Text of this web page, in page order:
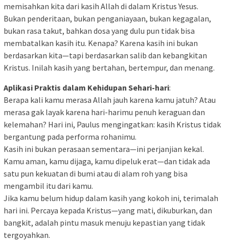
memisahkan kita dari kasih Allah di dalam Kristus Yesus.
Bukan penderitaan, bukan penganiayaan, bukan kegagalan,
bukan rasa takut, bahkan dosa yang dulu pun tidak bisa
membatalkan kasih itu. Kenapa? Karena kasih ini bukan
berdasarkan kita—tapi berdasarkan salib dan kebangkitan
Kristus. Inilah kasih yang bertahan, bertempur, dan menang.
Aplikasi Praktis dalam Kehidupan Sehari-hari:
Berapa kali kamu merasa Allah jauh karena kamu jatuh? Atau
merasa gak layak karena hari-harimu penuh keraguan dan
kelemahan? Hari ini, Paulus mengingatkan: kasih Kristus tidak
bergantung pada performa rohanimu.
Kasih ini bukan perasaan sementara—ini perjanjian kekal.
Kamu aman, kamu dijaga, kamu dipeluk erat—dan tidak ada
satu pun kekuatan di bumi atau di alam roh yang bisa
mengambil itu dari kamu.
Jika kamu belum hidup dalam kasih yang kokoh ini, terimalah
hari ini. Percaya kepada Kristus—yang mati, dikuburkan, dan
bangkit, adalah pintu masuk menuju kepastian yang tidak
tergoyahkan.